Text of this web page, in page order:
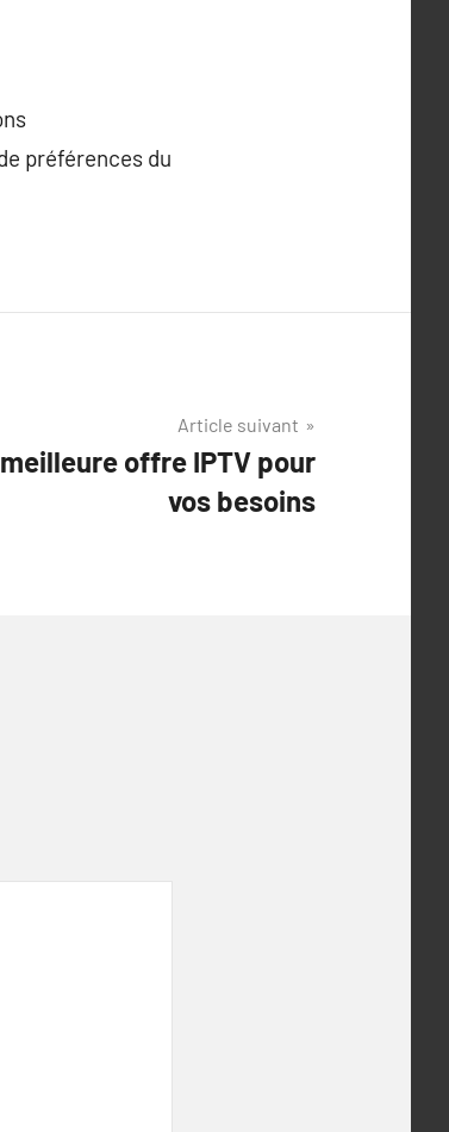
préférences du
Article suivant
offre IPTV pour
vos besoins